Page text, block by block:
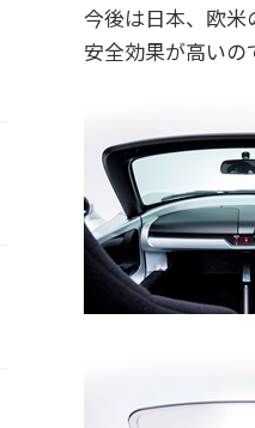
今後は日本、欧米
安全効果が高いの